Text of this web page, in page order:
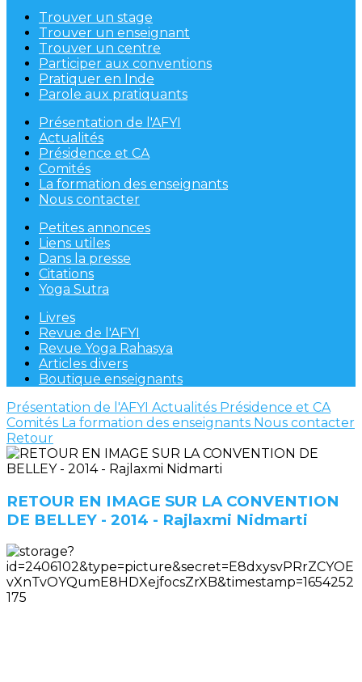
Trouver un stage
Trouver un enseignant
Trouver un centre
Participer aux conventions
Pratiquer en Inde
Parole aux pratiquants
Présentation de l'AFYI
Actualités
Présidence et CA
Comités
La formation des enseignants
Nous contacter
Petites annonces
Liens utiles
Dans la presse
Citations
Yoga Sutra
Livres
Revue de l'AFYI
Revue Yoga Rahasya
Articles divers
Boutique enseignants
Présentation de l'AFYI Actualités Présidence et CA
Comités La formation des enseignants Nous contacter
Retour
RETOUR EN IMAGE SUR LA CONVENTION
DE BELLEY - 2014 - Rajlaxmi Nidmarti